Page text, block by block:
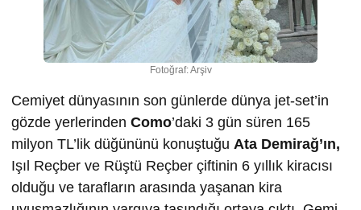
Fotoğraf: Arşiv
Cemiyet dünyasının son günlerde dünya jet-set’in
gözde yerlerinden Como’daki 3 gün süren 165
milyon TL’lik düğününü konuştuğu Ata Demirağ’ın,
Işıl Reçber ve Rüştü Reçber çiftinin 6 yıllık kiracısı
olduğu ve tarafların arasında yaşanan kira